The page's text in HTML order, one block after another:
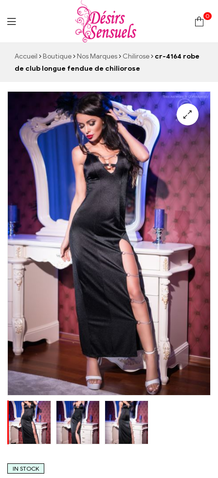
Desirs
0
Accueil Boutique Nos Marques Chilirose
cr-4164 robe
de club longue fendue de chiliorose
IN STOCK